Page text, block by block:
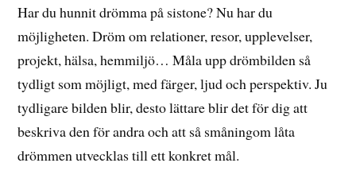
Har du hunnit drömma på sistone? Nu har du
möjligheten. Dröm om relationer, resor, upplevelser,
projekt, hälsa, hemmiljö… Måla upp drömbilden så
tydligt som möjligt, med färger, ljud och perspektiv. Ju
tydligare bilden blir, desto lättare blir det för dig att
beskriva den för andra och att så småningom låta
drömmen utvecklas till ett konkret mål.